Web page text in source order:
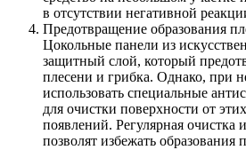
в отсутствии негативной
Предотвращение образования
Цокольные панели из
защитный слой, который
плесени и грибка. Однако, при
использовать специальные
для очистки поверхности от
появлений. Регулярная очистка
позволят избежать образования